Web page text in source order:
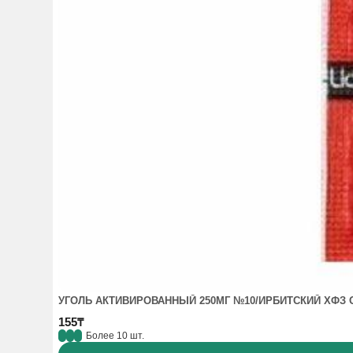
УГОЛЬ АКТИВИРОВАННЫЙ 250МГ №10/ИРБИТСКИЙ ХФЗ
155₸
Более 10 шт.